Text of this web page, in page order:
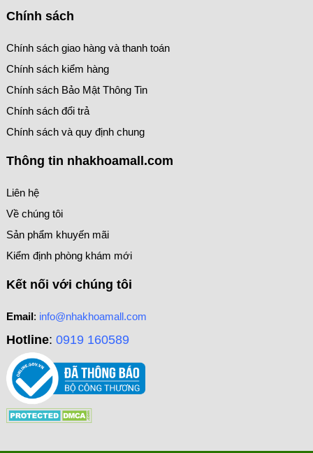
Chính sách
Chính sách giao hàng và thanh toán
Chính sách kiểm hàng
Chính sách Bảo Mật Thông Tin
Chính sách đổi trả
Chính sách và quy định chung
Thông tin nhakhoamall.com
Liên hệ
Về chúng tôi
Sản phẩm khuyến mãi
Kiểm định phòng khám mới
Kết nối với chúng tôi
Email: info@nhakhoamall.com
Hotline: 0919 160589